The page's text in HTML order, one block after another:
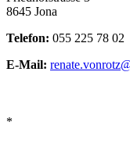
8645 Jona
Telefon: 055 225 78 02
E-Mail:
*